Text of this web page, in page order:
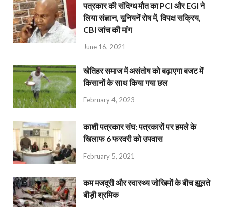
पत्रकार की संदिग्ध मौत का PCI और EGI ने
लिया संज्ञान, यूनियनें रोष में, विपक्ष सक्रिय,
CBI जांच की मांग
June 16, 2021
खेतिहर समाज में असंतोष को बढ़ाएगा बजट में
किसानों के साथ किया गया छल
February 4, 2023
काशी पत्रकार संघ: पत्रकारों पर हमले के
खिलाफ 6 फरवरी को उपवास
February 5, 2021
कम मजदूरी और स्वास्थ्य जोखिमों के बीच झूलते
बीड़ी श्रमिक